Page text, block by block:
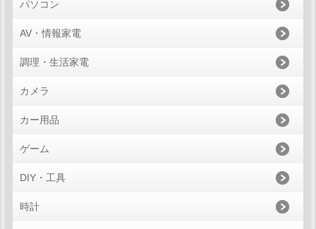
パソコン
AV・情報家電
調理・生活家電
カメラ
カー用品
ゲーム
DIY・工具
時計